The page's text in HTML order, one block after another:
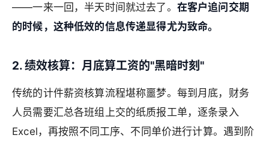
——一来一回，半天时间就过去了。 在客户追问交期
的时候，这种低效的信息传递显得尤为致命。
2. 绩效核算：月底算工资的"黑暗时刻"
传统的计件薪资核算流程堪称噩梦。每到月底，财务
人员需要汇总各班组上交的纸质报工单，逐条录入
Excel，再按照不同工序、不同单价进行计算。遇到阶